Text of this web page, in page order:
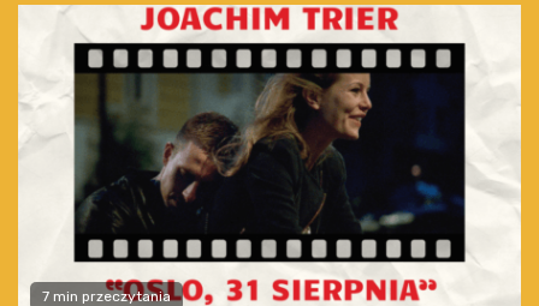
7 min przeczytania